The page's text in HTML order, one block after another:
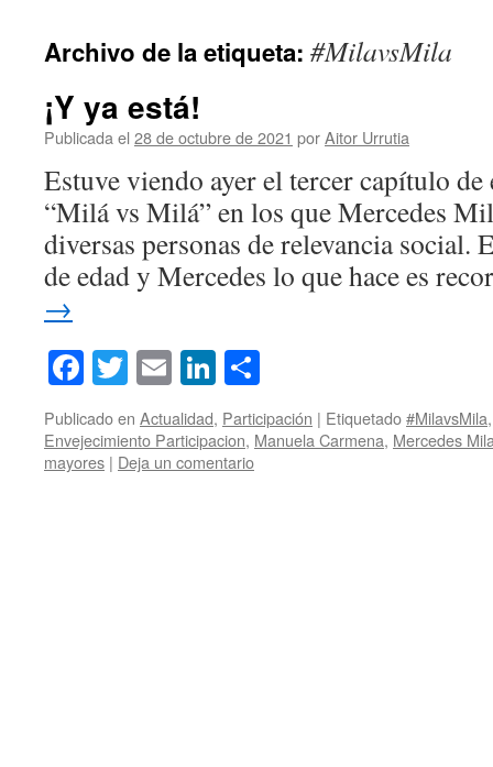
Archivo de la etiqueta: #MilavsMila
¡Y ya está!
Publicada el 28 de octubre de 2021 porAitor Urrutia
Estuve viendo ayer el tercer capítulo de
“Milá vs Milá” en los que Mercedes
diversas personas de relevancia social.
de edad y Mercedes lo que hace es
→
Facebook
Twitter
EmailLinkedIn
Publicado en Actualidad, Participación | Etiquetado#MilavsMila
Envejecimiento Participacion, Manuela Carmena, Mercedes
mayores | Deja un comentario